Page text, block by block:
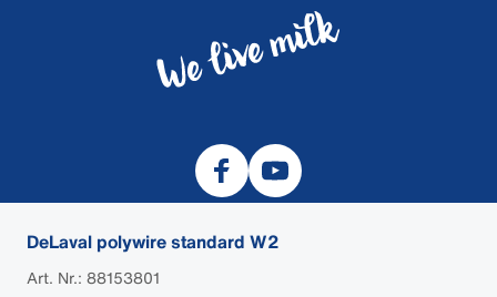
DeLaval polywire standard W2
Art. Nr.: 88153801